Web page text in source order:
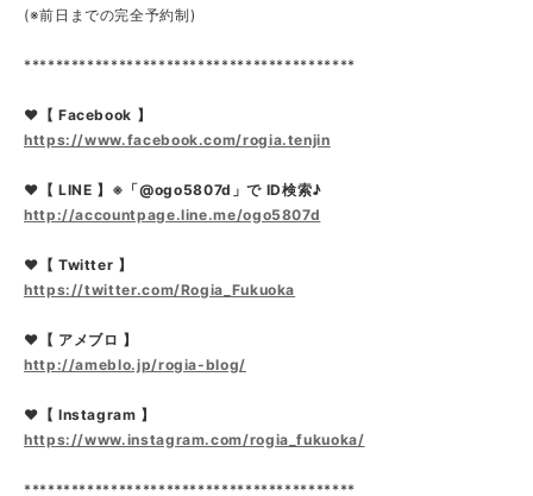
(※前日までの完全予約制)
******************************************
❤【 Facebook 】
https://www.facebook.com/rogia.tenjin
❤【 LINE 】※「@ogo5807d」で ID検索♪
http://accountpage.line.me/ogo5807d
❤【 Twitter 】
https://twitter.com/Rogia_Fukuoka
❤【 アメブロ 】
http://ameblo.jp/rogia-blog/
❤【 Instagram 】
https://www.instagram.com/rogia_fukuoka/
******************************************